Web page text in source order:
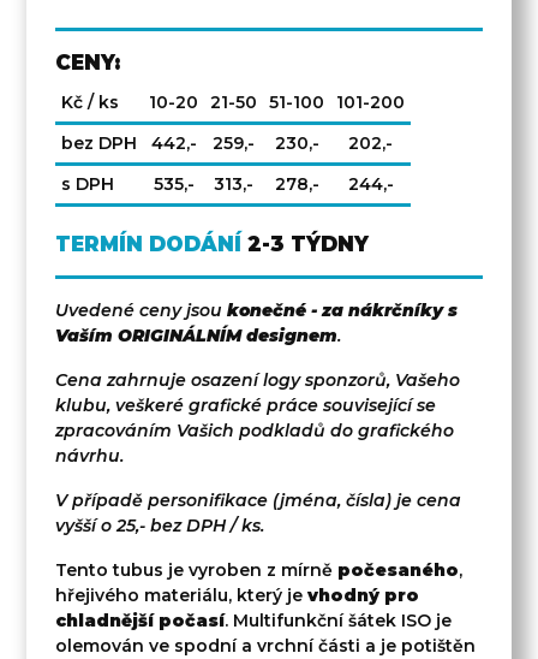
CENY:
Kč / ks 10-20 21-50 51-100
101-200
bez DPH
442,- 259,- 230,-
202,-
s DPH
535,- 313,- 278,- 244,-
TERMÍN DODÁNÍ 2-3 TÝDNY
Uvedené ceny jsou konečné - za nákrčníky s
Vaším ORIGINÁLNÍM designem.
Cena zahrnuje osazení logy sponzorů, Vašeho
klubu, veškeré grafické práce související se
zpracováním Vašich podkladů do grafického
návrhu.
V případě personifikace (jména, čísla) je cena
vyšší o 25,- bez DPH / ks.
Tento tubus je vyroben z mírně počesaného,
hřejivého materiálu, který je vhodný pro
chladnější počasí. Multifunkční šátek ISO je
olemován ve spodní a vrchní části a je potištěn